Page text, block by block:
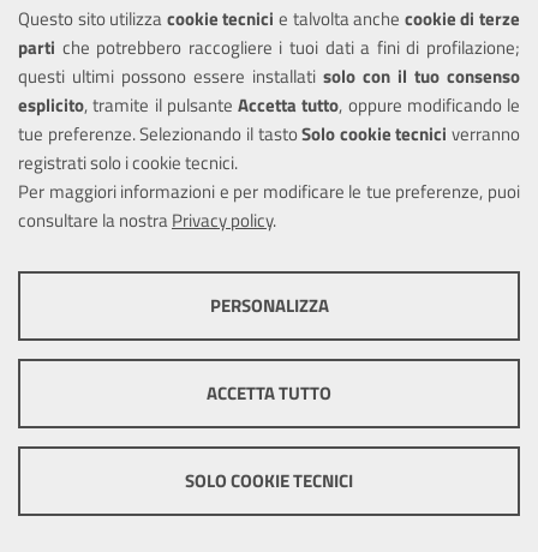
Questo sito utilizzacookie tecnicie talvolta anche cookie di terze
parti che potrebbero raccogliere i tuoi dati a fini di profilazione;
questi ultimi possono essere installati solo con il tuo consenso
esplicito, tramite il pulsante Accetta tutto, oppure modificando le
tue preferenze. Selezionando il tastoSolo cookie tecnici verranno
registrati solo i cookie tecnici.
Per maggiori informazioni e per modificare le tue preferenze, puoi
consultare la nostraPrivacy policy.
COOKIE TECNICI
ottimale per ogni utente. Essi non raccolgono i tuoi dati e le tue
informazioni di navigazione per scopi di marketing e profilazione, e
pertanto possono essere utilizzati senza bisogno di acquisire il tuo
consenso.
Mostra altre informazioni
Cookie tecnici e funzionali
PERSONALIZZA
ACCETTA TUTTO
SOLO COOKIE TECNICI
Rimborso del
pagamento di diritti
di segreteria o
istruttoria
Procedimento di rimborso del
pagamento di diritti di segreteria
Sepoltura di un
cadavere per
inumazione o
tumulazione
Procedimento di sepoltura di un